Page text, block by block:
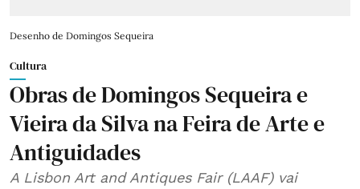
Desenho de Domingos Sequeira
Cultura
Obras de Domingos Sequeira e
Vieira da Silva na Feira de Arte e
Antiguidades
A Lisbon Art and Antiques Fair (LAAF) vai